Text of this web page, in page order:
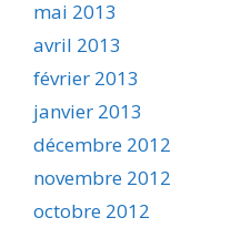
mai 2013
avril 2013
février 2013
janvier 2013
décembre 2012
novembre 2012
octobre 2012